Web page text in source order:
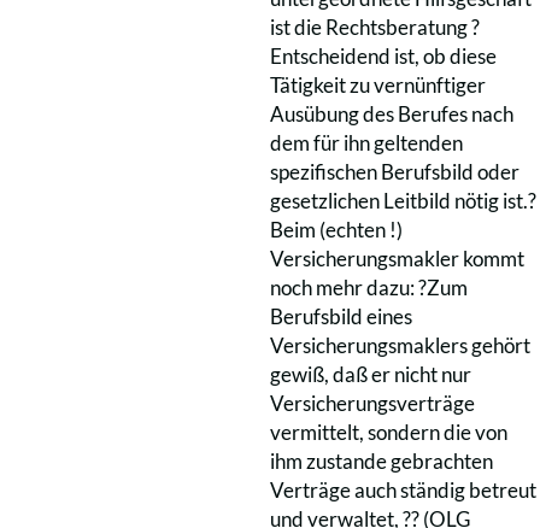
ist die Rechtsberatung ?
Entscheidend ist, ob diese
Tätigkeit zu vernünftiger
Ausübung des Berufes nach
dem für ihn geltenden
spezifischen Berufsbild oder
gesetzlichen Leitbild nötig ist.?
Beim (echten !)
Versicherungsmakler kommt
noch mehr dazu: ?Zum
Berufsbild eines
Versicherungsmaklers gehört
gewiß, daß er nicht nur
Versicherungsverträge
vermittelt, sondern die von
ihm zustande gebrachten
Verträge auch ständig betreut
und verwaltet, ?? (OLG